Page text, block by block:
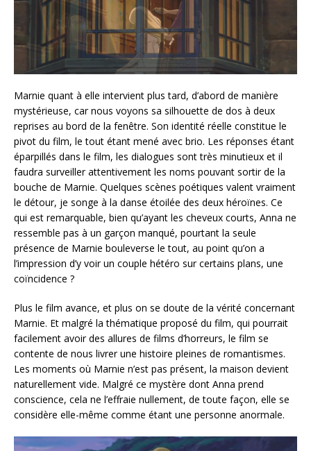
Marnie quant à elle intervient plus tard, d’abord de manière
mystérieuse, car nous voyons sa silhouette de dos à deux
reprises au bord de la fenêtre. Son identité réelle constitue le
pivot du film, le tout étant mené avec brio. Les réponses étant
éparpillés dans le film, les dialogues sont très minutieux et il
faudra surveiller attentivement les noms pouvant sortir de la
bouche de Marnie. Quelques scènes poétiques valent vraiment
le détour, je songe à la danse étoilée des deux héroïnes. Ce
qui est remarquable, bien qu’ayant les cheveux courts, Anna ne
ressemble pas à un garçon manqué, pourtant la seule
présence de Marnie bouleverse le tout, au point qu’on a
l’impression d’y voir un couple hétéro sur certains plans, une
coïncidence ?
Plus le film avance, et plus on se doute de la vérité concernant
Marnie. Et malgré la thématique proposé du film, qui pourrait
facilement avoir des allures de films d’horreurs, le film se
contente de nous livrer une histoire pleines de romantismes.
Les moments où Marnie n’est pas présent, la maison devient
naturellement vide. Malgré ce mystère dont Anna prend
conscience, cela ne l’effraie nullement, de toute façon, elle se
considère elle-même comme étant une personne anormale.